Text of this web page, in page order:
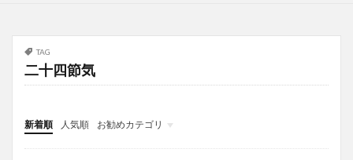
TAG
二十四節気
新着順 人気順
お勧めカテゴリ
投稿
学び
マンガ
電子書籍